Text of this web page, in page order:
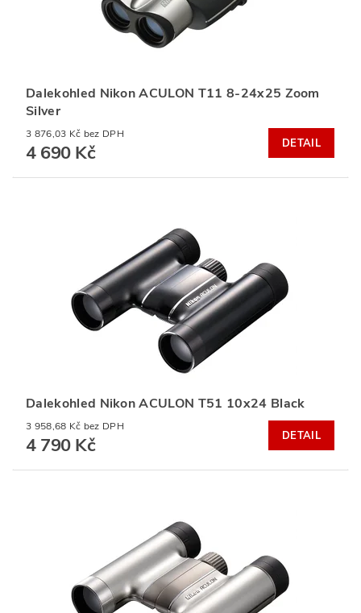
Dalekohled Nikon ACULON T11 8-24x25 Zoom
Silver
3 876,03 Kč bez DPH
4 690 Kč DETAIL
Dalekohled Nikon ACULON T51 10x24 Black
3 958,68 Kč bez DPH
4 790 Kč DETAIL